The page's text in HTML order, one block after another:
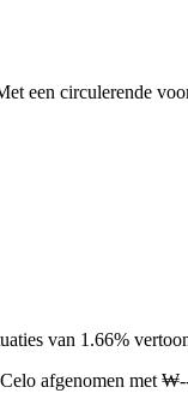
een circulerende
van 1.66%
afgenomen met